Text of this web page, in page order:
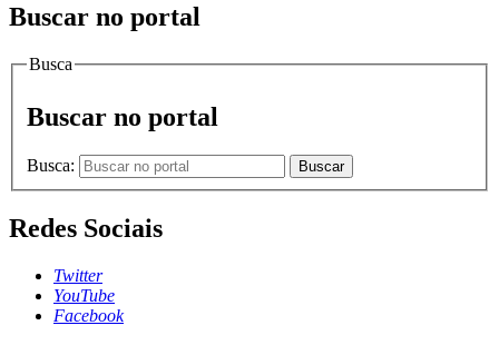
Buscar no portal
Busca
Buscar no portal
Busca: Buscar
Redes Sociais
Twitter
YouTube
Facebook